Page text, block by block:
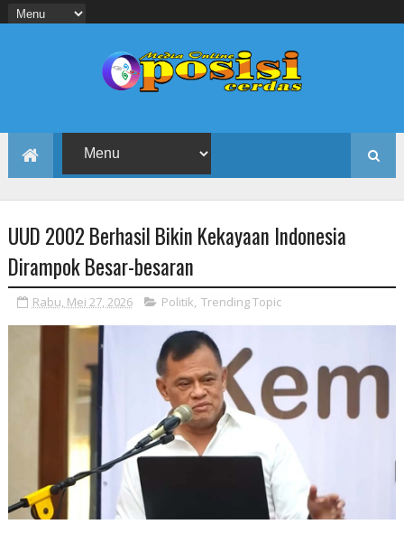
UUD 2002 Berhasil Bikin Kekayaan Indonesia
Dirampok Besar-besaran
Rabu, Mei 27, 2026 Politik, Trending Topic